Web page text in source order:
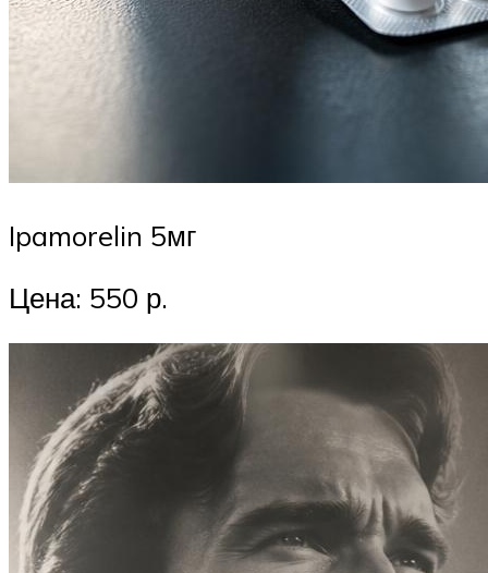
Ipamorelin 5мг
Цена: 550 р.